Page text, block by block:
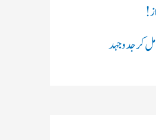
!
کر جدوجہد